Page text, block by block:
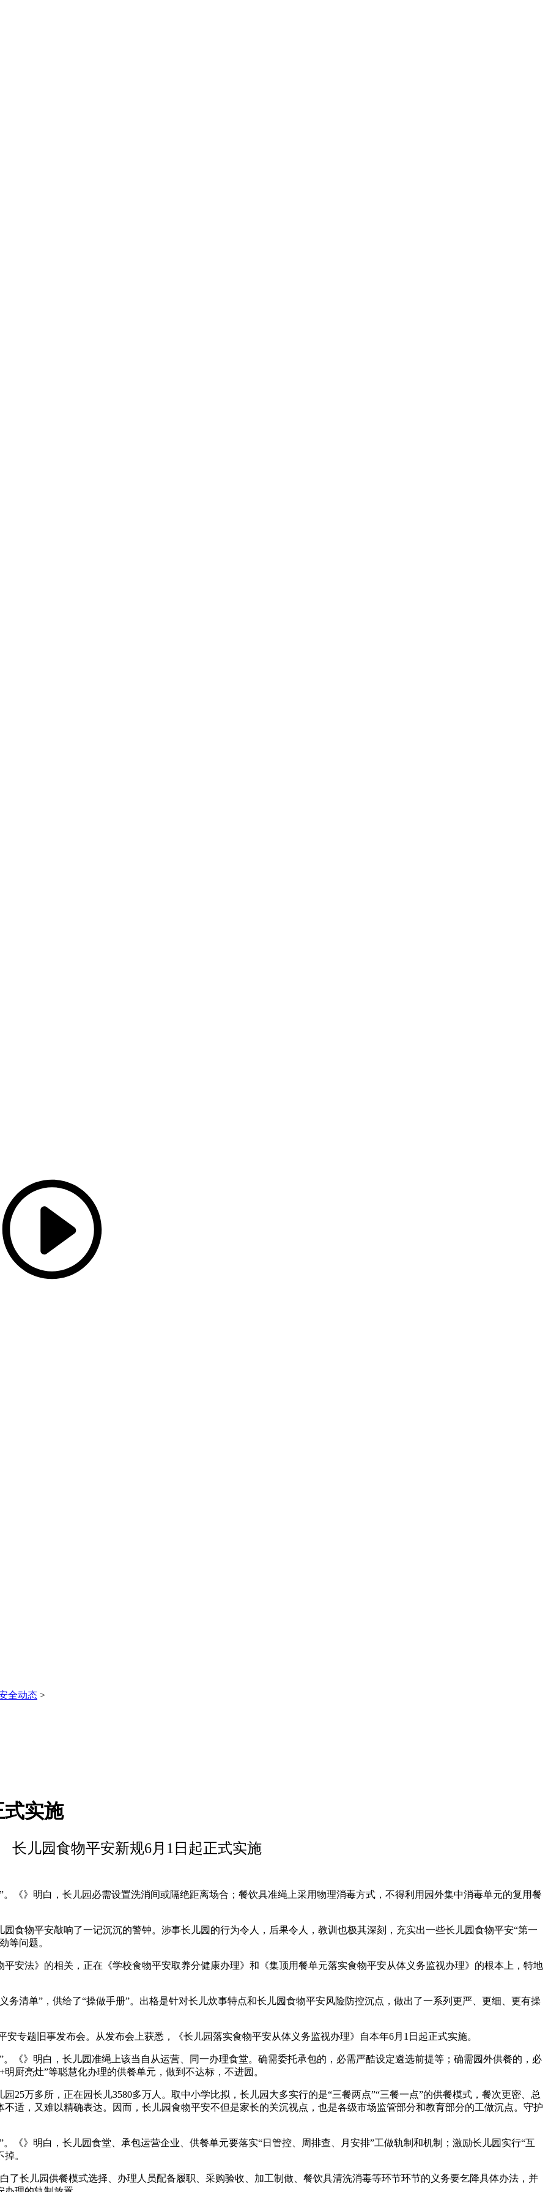
全动态 >
式实施
长儿园食物平安新规6月1日起正式实施
》明白，长儿园必需设置洗消间或隔绝距离场合；餐饮具准绳上采用物理消毒方式，不得利用园外集中消毒单元的复用餐
物平安敲响了一记沉沉的警钟。涉事长儿园的行为令人，后果令人，教训也极其深刻，充实出一些长儿园食物平安“第一
等问题。
法》的相关，正在《学校食物平安取养分健康办理》和《集顶用餐单元落实食物平安从体义务监视办理》的根本上，特地
单”，供给了“操做手册”。出格是针对长儿炊事特点和长儿园食物平安风险防控沉点，做出了一系列更严、更细、更有操
题旧事发布会。从发布会上获悉，《长儿园落实食物平安从体义务监视办理》自本年6月1日起正式实施。
》明白，长儿园准绳上该当自从运营、同一办理食堂。确需委托承包的，必需严酷设定遴选前提等；确需园外供餐的，必
厨亮灶”等聪慧化办理的供餐单元，做到不达标，不进园。
万多所，正在园长儿3580多万人。取中小学比拟，长儿园大多实行的是“三餐两点”“三餐一点”的供餐模式，餐次更密、总
适，又难以精确表达。因而，长儿园食物平安不但是家长的关沉视点，也是各级市场监管部分和教育部分的工做沉点。守护
》明白，长儿园食堂、承包运营企业、供餐单元要落实“日管控、周排查、月安排”工做轨制和机制；激励长儿园实行“互
。
儿园供餐模式选择、办理人员配备履职、采购验收、加工制做、餐饮具清洗消毒等环节环节的义务要乞降具体办法，并